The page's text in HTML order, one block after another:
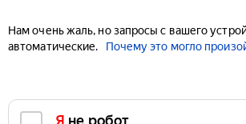
Нам очень жаль, но запросы с вашего
автоматические.
Почему это могло
Я не робот